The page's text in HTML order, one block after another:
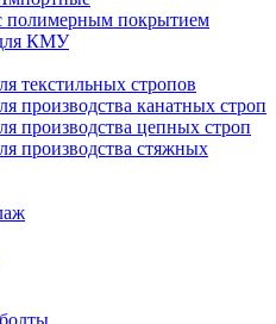
полимерным покрытием
КМУ
текстильных стропов
производства канатных строп
производства цепных строп
производства стяжных